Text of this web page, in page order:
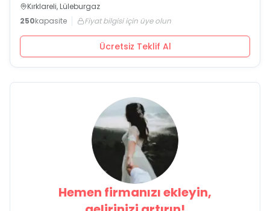
Kırklareli, Lüleburgaz
250kapasite Fiyat bilgisi için üye olun
Ücretsiz Teklif Al
Hemen firmanızı ekleyin,